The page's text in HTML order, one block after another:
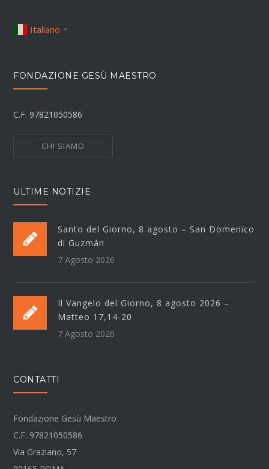
Italiano ▼
FONDAZIONE GESÙ MAESTRO
C.F. 97821050586
CHI SIAMO
ULTIME NOTIZIE
Santo del Giorno, 8 agosto – San Domenico
di Guzmán
7 Agosto 2026
Il Vangelo del Giorno, 8 agosto 2026 –
Matteo 17,14-20
7 Agosto 2026
CONTATTI
Fondazione Gesù Maestro
C.F. 97821050586
Via Graziano, 57